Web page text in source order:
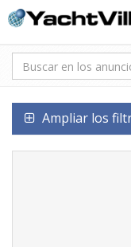
Ampliar los